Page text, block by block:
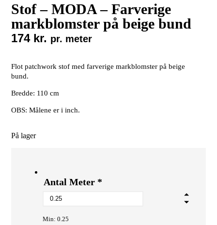
Stof – MODA – Farverige
markblomster på beige bund
174 kr. pr. meter
Flot patchwork stof med farverige markblomster på beige
bund.
Bredde: 110 cm
OBS: Målene er i inch.
På lager
Antal Meter *
Min: 0.25